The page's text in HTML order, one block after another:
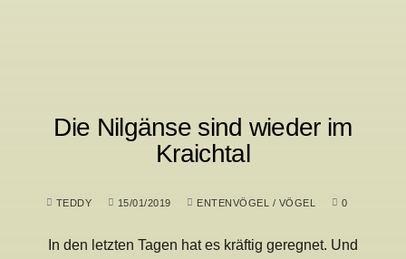
Die Nilgänse sind wieder im
Kraichtal
TEDDY 15/01/2019 ENTENVÖGEL / VÖGEL 0
In den letzten Tagen hat es kräftig geregnet. Und